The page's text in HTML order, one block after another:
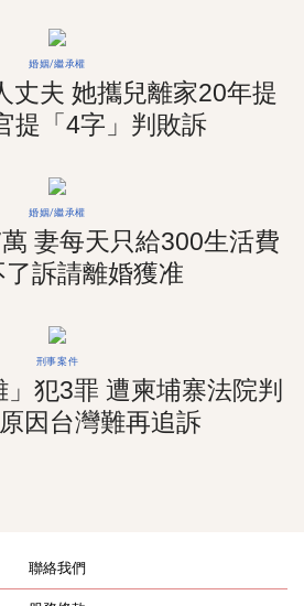
婚姻/繼承權
丈夫 她攜兒離家20年提
提「4字」判敗訴
婚姻/繼承權
妻每天只給300生活費
訴請離婚獲准
刑事案件
犯3罪 遭柬埔寨法院判
因台灣難再追訴
聯絡我們